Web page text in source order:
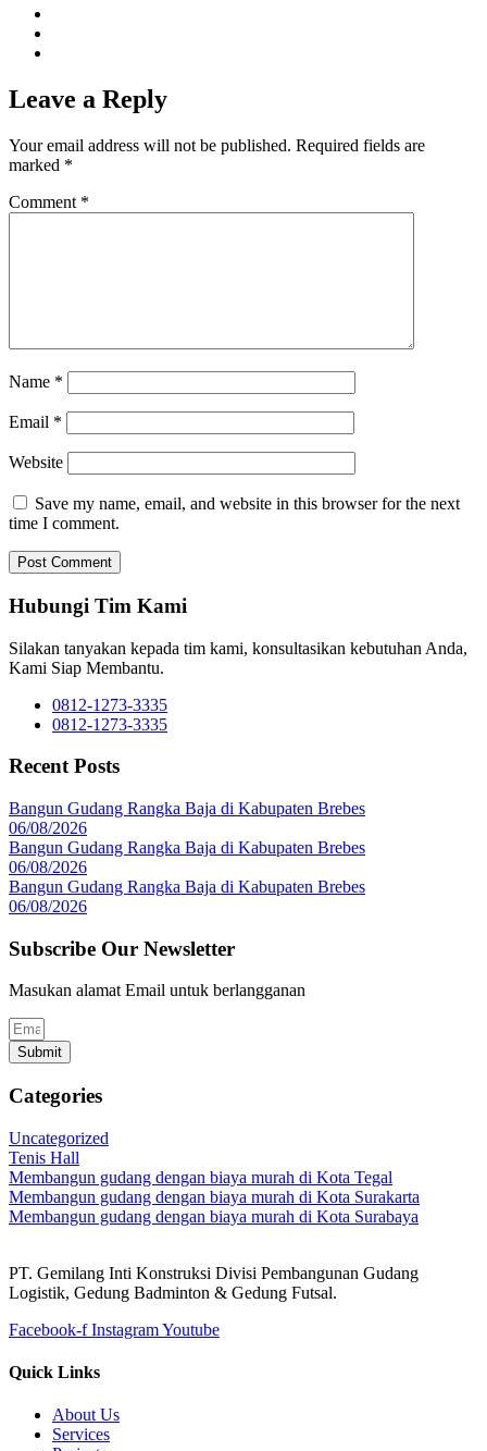
Leave a Reply
Your email address will not be published. Required fields are
marked *
Comment *
Name *
Email *
Website
Save my name, email, and website in this browser for the next
time I comment.
Hubungi Tim Kami
Silakan tanyakan kepada tim kami, konsultasikan kebutuhan Anda,
Kami Siap Membantu.
0812-1273-3335
0812-1273-3335
Recent Posts
Bangun Gudang Rangka Baja di Kabupaten Brebes
06/08/2026
Bangun Gudang Rangka Baja di Kabupaten Brebes
06/08/2026
Bangun Gudang Rangka Baja di Kabupaten Brebes
06/08/2026
Subscribe Our Newsletter
Masukan alamat Email untuk berlangganan
Submit
Categories
Uncategorized
Tenis Hall
Membangun gudang dengan biaya murah di Kota Tegal
Membangun gudang dengan biaya murah di Kota Surakarta
Membangun gudang dengan biaya murah di Kota Surabaya
PT. Gemilang Inti Konstruksi Divisi Pembangunan Gudang
Logistik, Gedung Badminton & Gedung Futsal.
Facebook-f InstagramYoutube
Quick Links
About Us
Services